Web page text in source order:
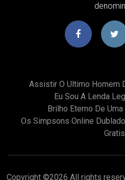
Assistir O Ultimo Homem
Eu Sou A Lenda
Brilho Eterno De
Os Simpsons Online
Gratis
Copyright ©2026 All rights